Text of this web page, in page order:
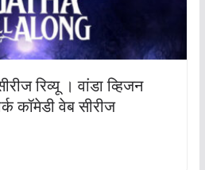
रिव्यू । वांडा व्हिजन
कॉमेडी वेब सीरीज